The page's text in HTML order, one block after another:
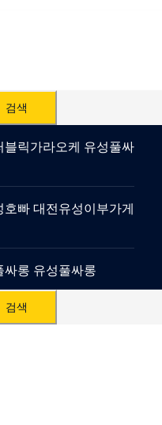
블릭가라오케 유성풀싸
빠 대전유성이부가게
싸롱 유성풀싸롱